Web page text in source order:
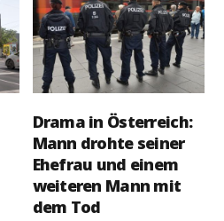
Drama in Österreich:
Mann drohte seiner
Ehefrau und einem
weiteren Mann mit
dem Tod